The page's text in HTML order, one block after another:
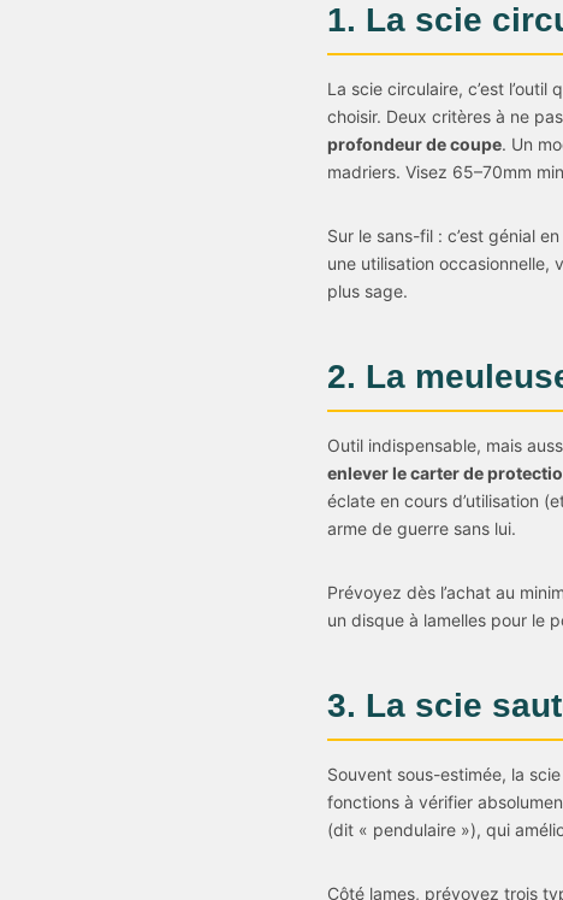
1. La scie
La scie circulaire, c’est
choisir. Deux critères à ne
profondeur de coupe. Un
madriers. Visez 65–70mm
Sur le sans-fil : c’est génial
une utilisation occasionnelle,
plus sage.
2. La
Outil indispensable, mais
enlever le carter de
éclate en cours d’utilisation
arme de guerre sans lui.
Prévoyez dès l’achat au
un disque à lamelles pour le
3. La scie
Souvent sous-estimée, la
fonctions à vérifier
(dit « pendulaire »), qui
Côté lames, prévoyez trois